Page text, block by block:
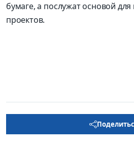
бумаге, а послужат основой
проектов.